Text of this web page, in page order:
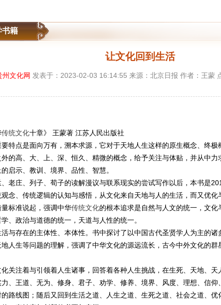
书籍
让文化回到生活
州文化网 发表于：2023-02-03 16:14:55 来源：北京日报 作者：王蒙
传统文化十章》 王蒙著 江苏人民出版社
特点是面向万有，溯本求源，它对于天地人生这样的原生概念、终极
的高、大、上、深、恒久、精微的概念，给予关注与体贴，并从中
启示、教训、境界、品性、智慧。
老庄、列子、荀子的读解漫议与联系现实的尝试写作以后，本书是
观念、传统逻辑的认知与感悟，从文化来自天地与人的生活，而又优
标准说起，强调中华传统文化的根本追求是自然与人文的统一，文
学、政治与道德的统一，天道与人性的统一。
与存在的主体性、本体性。书中探讨了以中国古代圣贤学人为主的
人生等问题的理解，强调了中华文化的源远流长，古今中外文化的
关注着与引领着人生诸事，回答着各种人生挑战，在生死、天地、
、王道、无为、修身、君子、劝学、修养、境界、风度、理想、信
路线图；随后又回到生活之道、人生之道、生死之道、社会之道、优